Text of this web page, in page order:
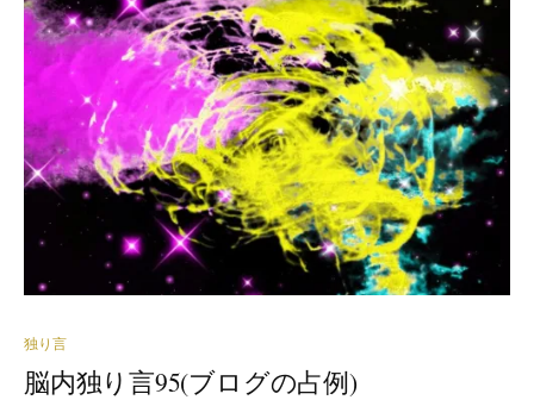
独り言
脳内独り言95(ブログの占例)